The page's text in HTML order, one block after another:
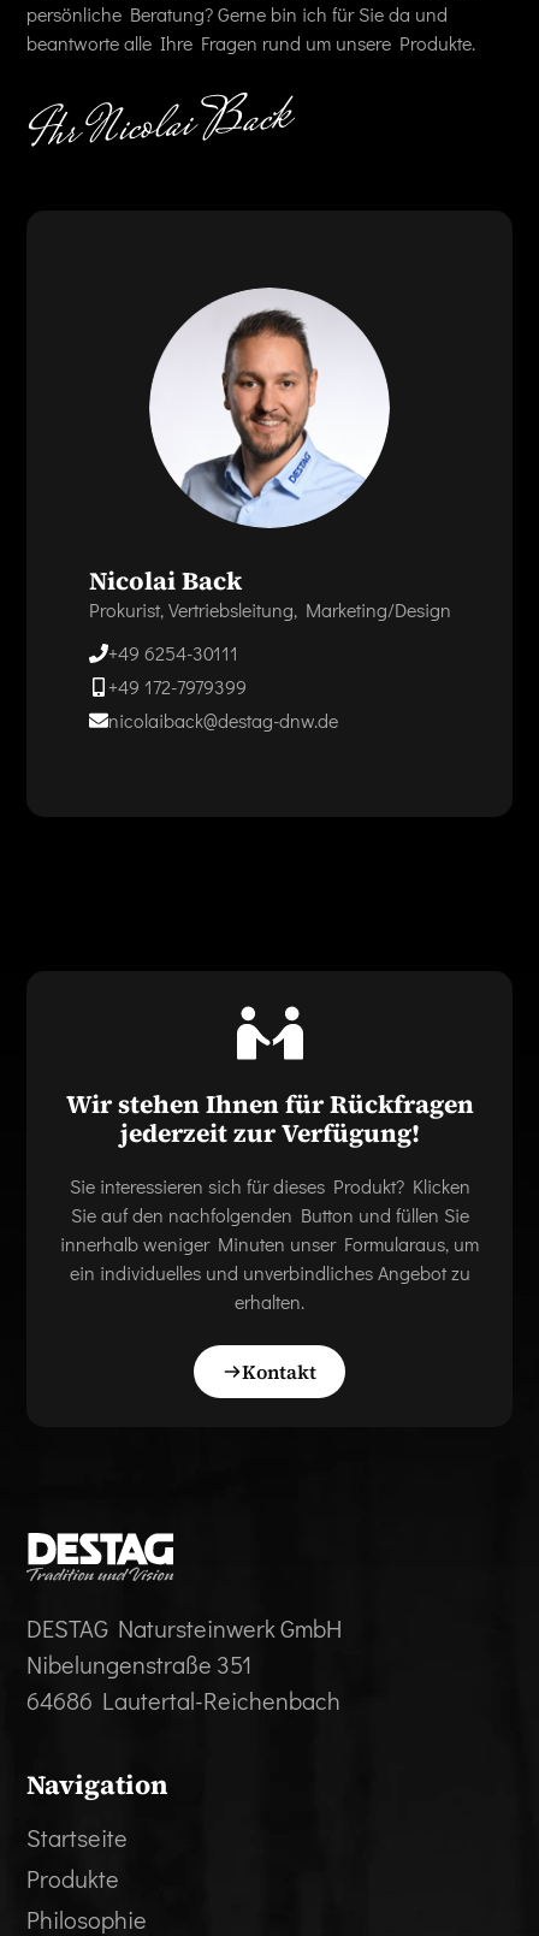
persönliche Beratung? Gerne bin ich für Sie da und
beantworte alle Ihre Fragen rund um unsere Produkte.
Nicolai Back
Prokurist, Vertriebsleitung, Marketing/Design
+49 6254-30111
+49 172-7979399
nicolaiback@destag-dnw.de
Wir stehen Ihnen für Rückfragen
jederzeit zur Verfügung!
Sie interessieren sich für dieses Produkt? Klicken
Sie auf den nachfolgenden Button und füllen Sie
innerhalb weniger Minuten unser Formularaus, um
ein individuelles und unverbindliches Angebot zu
erhalten.
Kontakt
DESTAG Natursteinwerk GmbH
Nibelungenstraße 351
64686 Lautertal-Reichenbach
Navigation
Startseite
Produkte
Philosophie